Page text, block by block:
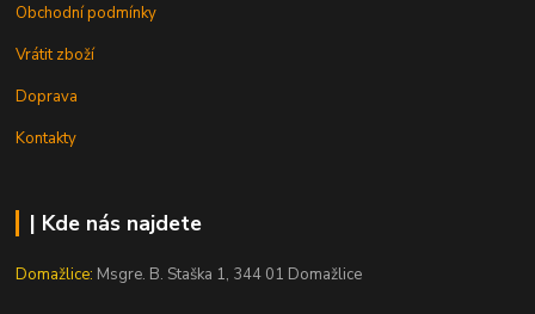
Obchodní podmínky
Vrátit zboží
Doprava
Kontakty
| Kde nás najdete
Domažlice: Msgre. B. Staška 1, 344 01 Domažlice